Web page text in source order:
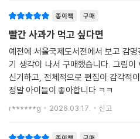
필름 카메라로 담아낸 오래됨과 느림의
추억 빛으로 반짝이는 아이들의 미소를
오랜 시간 아이들의 모습을 필름카메
그림책의 전반 사랑스럽게 담겨있습니
현실의 풍경 속에서 연출된 커다란 색
아이들의 미소와 함께 콜라쥬 되어, 마
종이책 구매
빨간 사과가 먹고 싶다면
예전에 서울국제도서전에서 보고 감
기 생각이 나서 구매했습니다. 그림
신기하고, 전체적으로 편집이 감각적
정말 아이들이 좋아합니다 ㅋㅋ
r******g 2026.03.17. 신고